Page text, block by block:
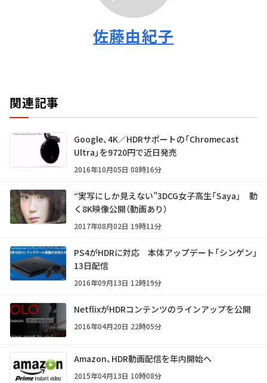
佐藤由紀子
関連記事
Google、4K／HDRサポートの「Chromecast
Ultra」を9720円で近日発売
2016年10月05日 08時16分
“実写にしか見えない”3DCG女子高生「Saya」 動
く8K映像公開（動画あり）
2017年08月02日 19時11分
PS4がHDRに対応 本体アップデート「シンゲン」
13日配信
2016年09月13日 12時19分
NetflixがHDRコンテンツのラインアップを公開
2016年04月20日 22時05分
Amazon、HDR動画配信を年内開始へ
2015年04月13日 10時08分